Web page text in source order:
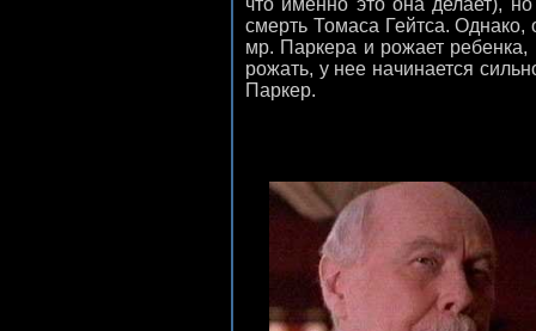
что именно это она делает),
смерть Томаса Гейтса. Однако,
мр. Паркера и рожает ребенка,
рожать, у нее начинается
Паркер.